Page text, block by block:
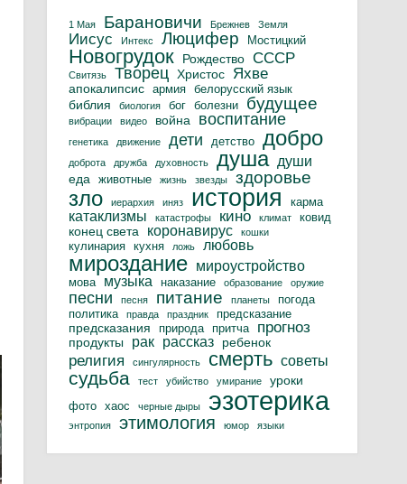
1 Мая Барановичи Брежнев Земля
Иисус Интекс Люцифер Мостицкий
Новогрудок Рождество СССР
Свитязь Творец Христос Яхве
апокалипсис армия белорусский язык
библия биология бог болезни будущее
вибрации видео война воспитание
генетика движение дети детство добро
доброта дружба духовность душа души
еда животные жизнь звезды здоровье
зло иерархия иняз история карма
катаклизмы катастрофы кино климат ковид
конец света коронавирус кошки
кулинария кухня ложь любовь
мироздание мироустройство
мова музыка наказание образование оружие
песни песня питание планеты
погода
политика
правда праздник предсказание
предсказания природа притча прогноз
продукты рак рассказ ребенок
религия сингулярность смерть советы
судьба тест убийство умирание уроки
фото хаос черные дыры эзотерика
энтропия этимология юмор языки